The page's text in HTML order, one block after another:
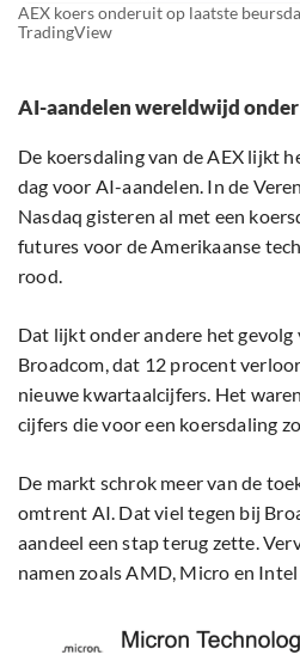
AEX koers onderuit op laatste
TradingView
AI-aandelen wereldwijd
De koersdaling van de AEX lijkt
dag voor AI-aandelen. In de
Nasdaq gisteren al met een
futures voor de Amerikaanse
rood.
Dat lijkt onder andere het gevolg
Broadcom, dat 12 procent
nieuwe kwartaalcijfers. Het
cijfers die voor een koersdaling
De markt schrok meer van de
omtrent AI. Dat viel tegen bij
aandeel een stap terug zette.
namen zoals AMD, Micro en